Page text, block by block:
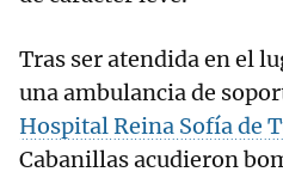
Tras ser atendida en el
una ambulancia de
Hospital Reina Sofía de
Cabanillas acudieron